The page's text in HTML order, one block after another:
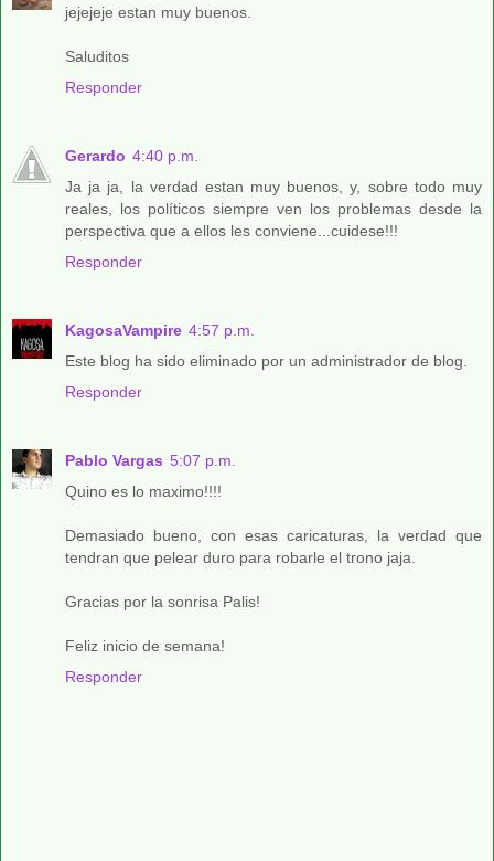
jejejeje estan muy buenos.
Saluditos
Responder
Gerardo 4:40 p.m.
Ja ja ja, la verdad estan muy buenos, y, sobre todo muy
reales, los políticos siempre ven los problemas desde la
perspectiva que a ellos les conviene...cuidese!!!
Responder
KagosaVampire 4:57 p.m.
Este blog ha sido eliminado por un administrador de blog.
Responder
Pablo Vargas 5:07 p.m.
Quino es lo maximo!!!!
Demasiado bueno, con esas caricaturas, la verdad que
tendran que pelear duro para robarle el trono jaja.
Gracias por la sonrisa Palis!
Feliz inicio de semana!
Responder